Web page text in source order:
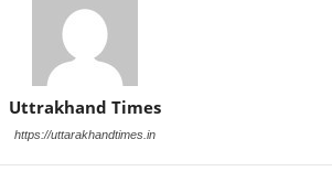
Uttrakhand Times
https://uttarakhandtimes.in